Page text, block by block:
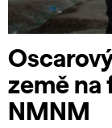
země na
NMNM